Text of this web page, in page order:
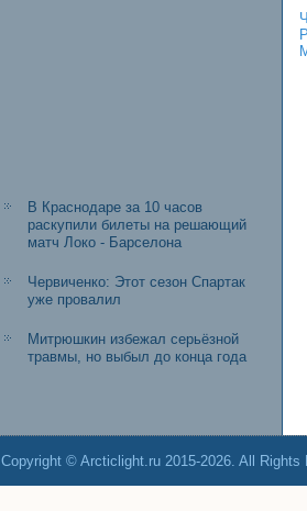
В Краснодаре за 10 часов
раскупили билеты на решающий
матч Локо - Барселона
Червиченко: Этот сезон Спартак
уже провалил
Митрюшкин избежал серьёзной
травмы, но выбыл до конца года
Copyright © Arcticlight.ru 2015-2026. All Rights